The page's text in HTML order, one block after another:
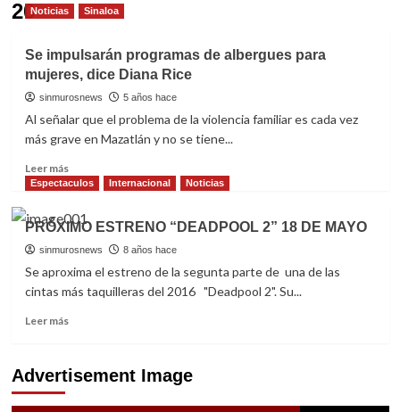
20Noticias Sinaloa
Se impulsarán programas de albergues para
mujeres, dice Diana Rice
sinmurosnews 5 años hace
Al señalar que el problema de la violencia familiar es cada vez
más grave en Mazatlán y no se tiene...
Leer másRead
more
Se
impulsarán
programas
de
albergues
mujeres,
Rice
Espectaculos Internacional Noticias
PRÓXIMO ESTRENO “DEADPOOL 2” 18 DE MAYO
sinmurosnews 8 años hace
Se aproxima el estreno de la segunta parte de una de las
cintas más taquilleras del 2016 "Deadpool 2". Su...
Leer másRead
PRÓXIMO
ESTRENO
“DEADPOOL
Advertisement Image